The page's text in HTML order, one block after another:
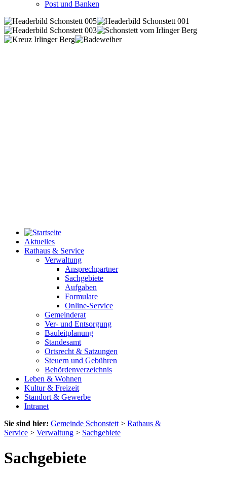
Post und Banken
Aktuelles
Rathaus & Service
Verwaltung
Ansprechpartner
Sachgebiete
Aufgaben
Formulare
Online-Service
Gemeinderat
Ver- und Entsorgung
Bauleitplanung
Standesamt
Ortsrecht & Satzungen
Steuern und Gebühren
Behördenverzeichnis
Leben & Wohnen
Kultur & Freizeit
Standort & Gewerbe
Intranet
Sie sind hier: Gemeinde Schonstett > Rathaus &
Service > Verwaltung > Sachgebiete
Sachgebiete